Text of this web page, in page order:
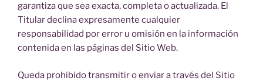
garantiza que sea exacta, completa o actualizada. El
Titular declina expresamente cualquier
responsabilidad por error u omisión en la información
contenida en las páginas del Sitio Web.
Queda prohibido transmitir o enviar a través del Sitio